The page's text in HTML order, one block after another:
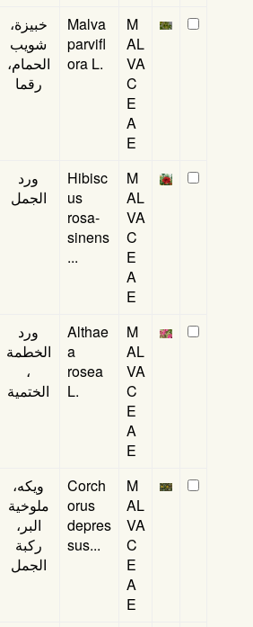
خبيزة،
شويب
الحمام،
رقما
Malva
parvifl
ora L.
M
AL
VA
C
E
A
E
ورد
الجمل
Hibisc
us
rosa-
sinens
...
M
AL
VA
C
E
A
E
ورد
الخطمة
،
الختمية
Althae
a
rosea
L.
M
AL
VA
C
E
A
E
ويكه،
ملوخية
البر،
ركبة
الجمل
Corch
orus
depres
sus...
M
AL
VA
C
E
A
E